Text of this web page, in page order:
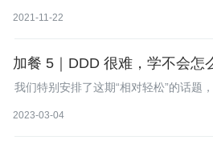
2021-11-22
加餐 5｜DDD 很难，学不会怎
我们特别安排了这期“相对轻松”的话题
是怎样和DDD结缘的，说不定老师的
一些启发。
2023-03-04